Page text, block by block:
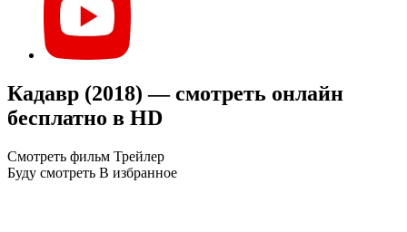
Кадавр (2018) — смотреть онлайн
бесплатно в HD
Смотреть фильм Трейлер
Буду смотреть В избранное